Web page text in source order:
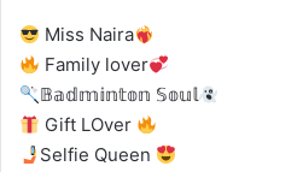
Miss Naira
Family lover
𝔹𝕒𝕕𝕞𝕚𝕟𝕥𝕠𝕟 𝕊𝕠𝕦𝕝
Gift LOver
Selfie Queen